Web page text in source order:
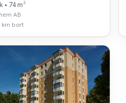
• 74 m²
AB
km bort